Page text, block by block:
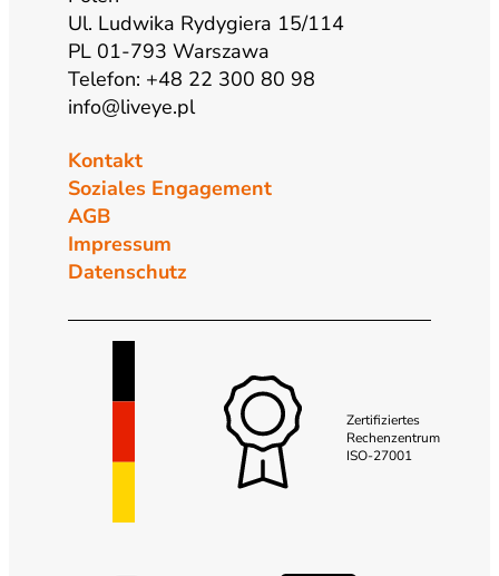
Ul. Ludwika Rydygiera 15/114
PL 01-793 Warszawa
Telefon: +48 22 300 80 98
info@liveye.pl
Kontakt
Soziales Engagement
AGB
Impressum
Datenschutz
Zertifiziertes
Rechenzentrum
ISO-27001